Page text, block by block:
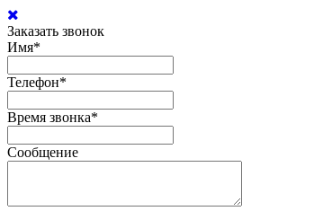
Заказать звонок
Имя*
Телефон*
Время звонка*
Сообщение